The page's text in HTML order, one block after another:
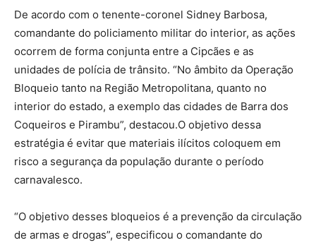
De acordo com o tenente-coronel Sidney Barbosa,
comandante do policiamento militar do interior, as ações
ocorrem de forma conjunta entre a Cipcães e as
unidades de polícia de trânsito. “No âmbito da Operação
Bloqueio tanto na Região Metropolitana, quanto no
interior do estado, a exemplo das cidades de Barra dos
Coqueiros e Pirambu”, destacou.O objetivo dessa
estratégia é evitar que materiais ilícitos coloquem em
risco a segurança da população durante o período
carnavalesco.
“O objetivo desses bloqueios é a prevenção da circulação
de armas e drogas”, especificou o comandante do